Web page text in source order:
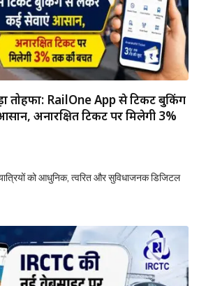
तोहफा: RailOne App से टिकट बुकिंग
अनारक्षित टिकट पर मिलेगी 3%
यात्रियों को आधुनिक, त्वरित और सुविधाजनक डिजिटल